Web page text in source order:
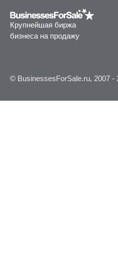
Крупнейшая биржа
бизнеса на продажу
© BusinessesForSale.ru, 2007 -